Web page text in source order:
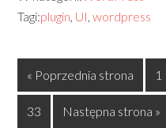
Tagi:plugin, UI,wordpress
« Poprzednia strona 1
33 Następna strona »